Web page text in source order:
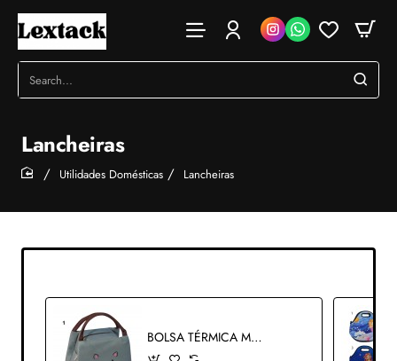
Search...
Lancheiras
home
Utilidades Domésticas Lancheiras
BOLSA TÉRMICA MODELO BICHINHOS REF: CB1773